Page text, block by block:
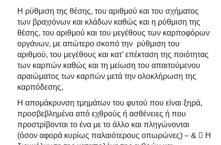
Η ρύθμιση της θέσης, του αριθμού και του σχήματος
των βραχιόνων και κλάδων καθώς και η ρύθμιση της
θέσης, του αριθμού και του μεγέθους των καρποφόρων
οργάνων, με απώτερο σκοπό την ρύθμιση του
αριθμού, του μεγέθους και κατ’ επέκταση της ποιότητας
των καρπών καθώς και τη μείωση του απαιτούμενου
αραιώματος των καρπών μετά την ολοκλήρωση της
καρπόδεσης,
Η απομάκρυνση τμημάτων του φυτού που είναι ξηρά,
προσβεβλημένα από εχθρούς ή ασθένειες ή που
προστρίβονται το ένα με το άλλο και πληγώνονται
(όσον αφορά κυρίως παλαιότερους οπωρώνες) – &  Η